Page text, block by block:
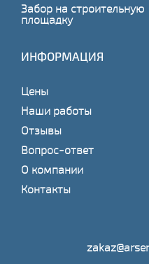
Забор на строительную
площадку
ИНФОРМАЦИЯ
Цены
Наши работы
Отзывы
Вопрос-ответ
О компании
Контакты